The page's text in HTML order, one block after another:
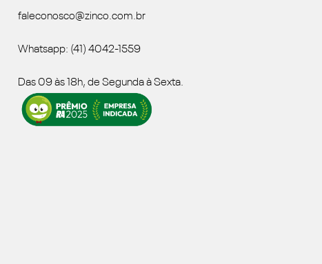
faleconosco@zinco.com.br
Whatsapp: (41) 4042-1559
Das 09 às 18h, de Segunda à Sexta.